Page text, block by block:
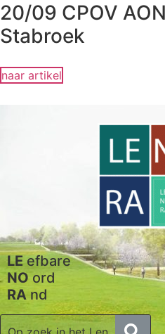
20/09 CPOV
Stabroek
naar artikel
LEefbare
NOord
RAnd